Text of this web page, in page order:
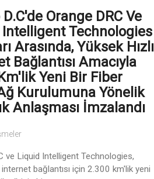
Orange DRC Ve
Technologies
Arasında, Yüksek Hızlı
Bağlantısı Amacıyla
Yeni Bir Fiber
Kurulumuna Yönelik
Anlaşması İmzalandı
ve Liquid Intelligent Technologies,
internet bağlantısı için 2.300 km'lik yeni